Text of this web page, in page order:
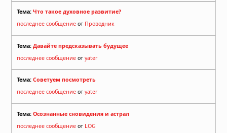
Тема: Что такое духовное развитие?
последнее сообщение от Проводник
Тема: Давайте предсказывать будущее
последнее сообщение от yater
Тема: Советуем посмотреть
последнее сообщение от yater
Тема: Осознанные сновидения и астрал
последнее сообщение от LOG